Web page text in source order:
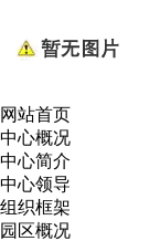
网站首页
中心概况
中心简介
中心领导
组织框架
园区概况